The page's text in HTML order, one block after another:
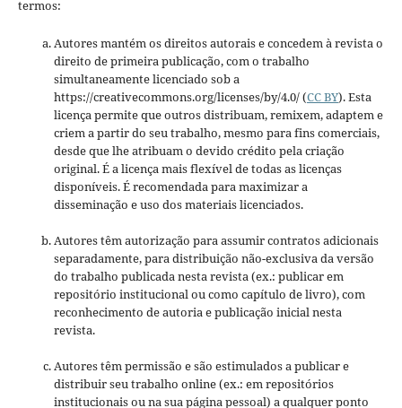
termos:
Autores mantém os direitos autorais e concedem à revista o
direito de primeira publicação, com o trabalho
simultaneamente licenciado sob a
https://creativecommons.org/licenses/by/4.0/ (CC BY). Esta
licença permite que outros distribuam, remixem, adaptem e
criem a partir do seu trabalho, mesmo para fins comerciais,
desde que lhe atribuam o devido crédito pela criação
original. É a licença mais flexível de todas as licenças
disponíveis. É recomendada para maximizar a
disseminação e uso dos materiais licenciados.
Autores têm autorização para assumir contratos adicionais
separadamente, para distribuição não-exclusiva da versão
do trabalho publicada nesta revista (ex.: publicar em
repositório institucional ou como capítulo de livro), com
reconhecimento de autoria e publicação inicial nesta
revista.
Autores têm permissão e são estimulados a publicar e
distribuir seu trabalho online (ex.: em repositórios
institucionais ou na sua página pessoal) a qualquer ponto